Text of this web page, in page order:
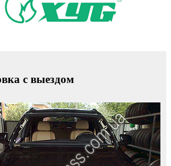
с выездом